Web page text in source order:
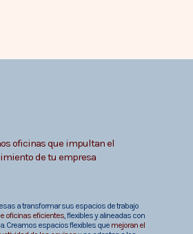
oficinas que impultan el
de tu empresa
a transformar sus espacios de trabajo
oficinas eficientes, flexibles y alineadas con
Creamos espacios flexibles que mejoran el